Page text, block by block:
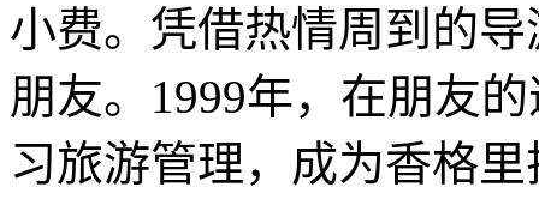
小费。凭借热情周到的
朋友。1999年，在朋友
习旅游管理，成为香格